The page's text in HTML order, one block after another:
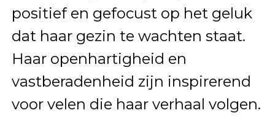
positief en gefocust op het geluk
dat haar gezin te wachten staat.
Haar openhartigheid en
vastberadenheid zijn inspirerend
voor velen die haar verhaal volgen.